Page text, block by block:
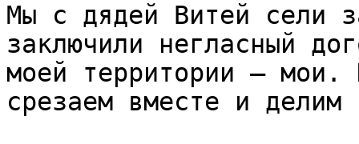
Мы с дядей Витей сели
заключили негласный
моей территории —
срезаем вместе и делим